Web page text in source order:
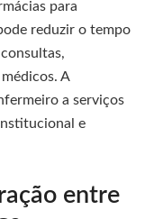
para
reduzir o tempo
A
a serviços
e
entre